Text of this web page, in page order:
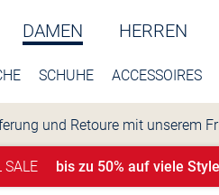
DAMEN HERREN
SCHUHE ACCESSOIRES
und Retoure mit unserem
SALE bis zu 50% auf viele